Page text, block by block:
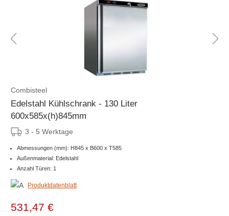
Combisteel
Edelstahl Kühlschrank - 130 Liter
600x585x(h)845mm
3 - 5 Werktage
Abmessungen (mm): H845 x B600 x T585
Außenmaterial: Edelstahl
Anzahl Türen: 1
Produktdatenblatt
531,47 €